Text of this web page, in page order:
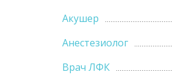
Акушер
Анестезиолог
Врач ЛФК